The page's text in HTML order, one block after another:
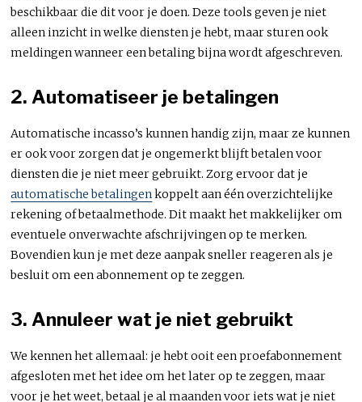
beschikbaar die dit voor je doen. Deze tools geven je niet
alleen inzicht in welke diensten je hebt, maar sturen ook
meldingen wanneer een betaling bijna wordt afgeschreven.
2. Automatiseer je betalingen
Automatische incasso’s kunnen handig zijn, maar ze kunnen
er ook voor zorgen dat je ongemerkt blijft betalen voor
diensten die je niet meer gebruikt. Zorg ervoor dat je
automatische betalingenkoppelt aan één overzichtelijke
rekening of betaalmethode. Dit maakt het makkelijker om
eventuele onverwachte afschrijvingen op te merken.
Bovendien kun je met deze aanpak sneller reageren als je
besluit om een abonnement op te zeggen.
3. Annuleer wat je niet gebruikt
We kennen het allemaal: je hebt ooit een proefabonnement
afgesloten met het idee om het later op te zeggen, maar
voor je het weet, betaal je al maanden voor iets wat je niet